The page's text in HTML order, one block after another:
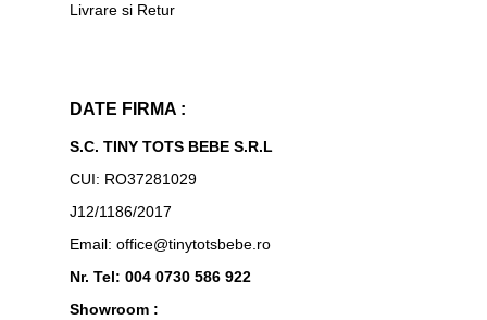
Livrare si Retur
DATE FIRMA :
S.C. TINY TOTS BEBE S.R.L
CUI: RO37281029
J12/1186/2017
Email: office@tinytotsbebe.ro
Nr. Tel: 004 0730 586 922
Showroom :